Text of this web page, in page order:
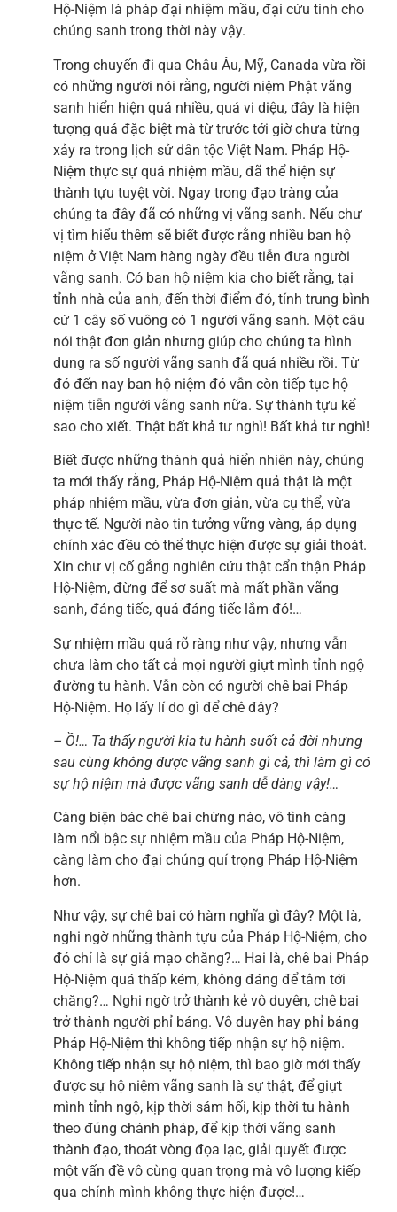
Hộ-Niệm là pháp đại nhiệm mầu, đại cứu tinh cho
chúng sanh trong thời này vậy.
Trong chuyến đi qua Châu Âu, Mỹ, Canada vừa rồi
có những người nói rằng, người niệm Phật vãng
sanh hiển hiện quá nhiều, quá vi diệu, đây là hiện
tượng quá đặc biệt mà từ trước tới giờ chưa từng
xảy ra trong lịch sử dân tộc Việt Nam. Pháp Hộ-
Niệm thực sự quá nhiệm mầu, đã thể hiện sự
thành tựu tuyệt vời. Ngay trong đạo tràng của
chúng ta đây đã có những vị vãng sanh. Nếu chư
vị tìm hiểu thêm sẽ biết được rằng nhiều ban hộ
niệm ở Việt Nam hàng ngày đều tiễn đưa người
vãng sanh. Có ban hộ niệm kia cho biết rằng, tại
tỉnh nhà của anh, đến thời điểm đó, tính trung bình
cứ 1 cây số vuông có 1 người vãng sanh. Một câu
nói thật đơn giản nhưng giúp cho chúng ta hình
dung ra số người vãng sanh đã quá nhiều rồi. Từ
đó đến nay ban hộ niệm đó vẫn còn tiếp tục hộ
niệm tiễn người vãng sanh nữa. Sự thành tựu kể
sao cho xiết. Thật bất khả tư nghì! Bất khả tư nghì!
Biết được những thành quả hiển nhiên này, chúng
ta mới thấy rằng, Pháp Hộ-Niệm quả thật là một
pháp nhiệm mầu, vừa đơn giản, vừa cụ thể, vừa
thực tế. Người nào tin tưởng vững vàng, áp dụng
chính xác đều có thể thực hiện được sự giải thoát.
Xin chư vị cố gắng nghiên cứu thật cẩn thận Pháp
Hộ-Niệm, đừng để sơ suất mà mất phần vãng
sanh, đáng tiếc, quá đáng tiếc lắm đó!…
Sự nhiệm mầu quá rõ ràng như vậy, nhưng vẫn
chưa làm cho tất cả mọi người giựt mình tỉnh ngộ
đường tu hành. Vẫn còn có người chê bai Pháp
Hộ-Niệm. Họ lấy lí do gì để chê đây?
– Ồ!… Ta thấy người kia tu hành suốt cả đời nhưng
sau cùng không được vãng sanh gì cả, thì làm gì có
sự hộ niệm mà được vãng sanh dễ dàng vậy!…
Càng biện bác chê bai chừng nào, vô tình càng
làm nổi bậc sự nhiệm mầu của Pháp Hộ-Niệm,
càng làm cho đại chúng quí trọng Pháp Hộ-Niệm
hơn.
Như vậy, sự chê bai có hàm nghĩa gì đây? Một là,
nghi ngờ những thành tựu của Pháp Hộ-Niệm, cho
đó chỉ là sự giả mạo chăng?… Hai là, chê bai Pháp
Hộ-Niệm quá thấp kém, không đáng để tâm tới
chăng?… Nghi ngờ trở thành kẻ vô duyên, chê bai
trở thành người phỉ báng. Vô duyên hay phỉ báng
Pháp Hộ-Niệm thì không tiếp nhận sự hộ niệm.
Không tiếp nhận sự hộ niệm, thì bao giờ mới thấy
được sự hộ niệm vãng sanh là sự thật, để giựt
mình tỉnh ngộ, kịp thời sám hối, kịp thời tu hành
theo đúng chánh pháp, để kịp thời vãng sanh
thành đạo, thoát vòng đọa lạc, giải quyết được
một vấn đề vô cùng quan trọng mà vô lượng kiếp
qua chính mình không thực hiện được!…